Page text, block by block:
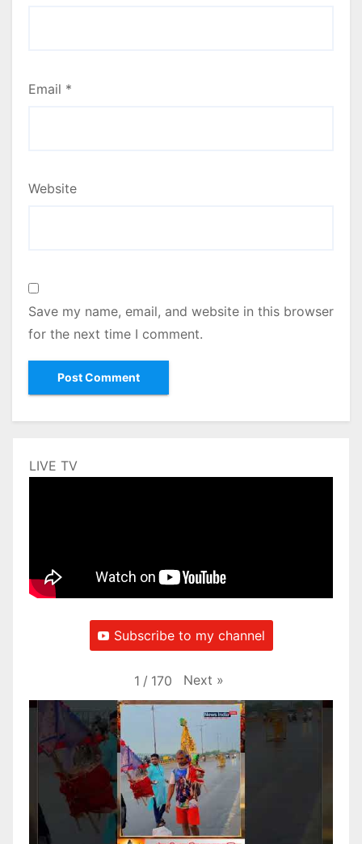
Email *
Website
Save my name, email, and website in this browser
for the next time I comment.
LIVE TV
Subscribe to my channel
1 / 170 Next »